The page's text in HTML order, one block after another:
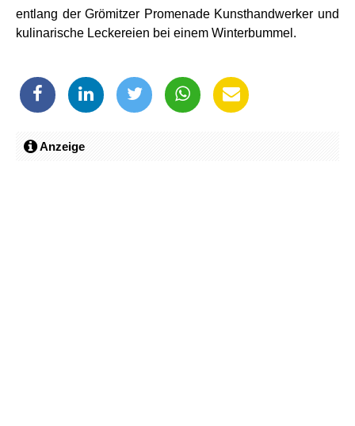
entlang der Grömitzer Promenade Kunsthandwerker und
kulinarische Leckereien bei einem Winterbummel.
Anzeige